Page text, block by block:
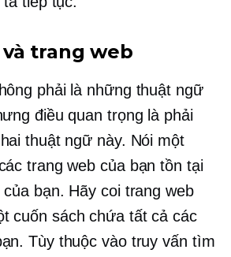
trang web
phải là những thuật ngữ
điều quan trọng là phải
thuật ngữ này. Nói một
trang web của bạn tồn tại
bạn. Hãy coi trang web
cuốn sách chứa tất cả các
Tùy thuộc vào truy vấn tìm